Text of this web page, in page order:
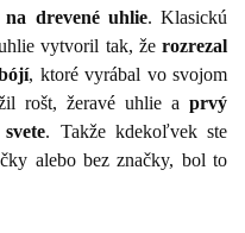
drevené uhlie. Klasickú
vytvoril tak, že rozrezal
, ktoré vyrábal vo svojom
rošt, žeravé uhlie a prvý
. Takže kdekoľvek ste
alebo bez značky, bol to